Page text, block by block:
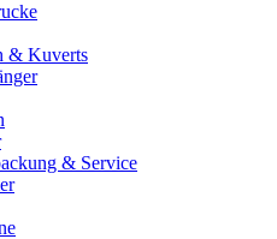
& Kuverts
& Service